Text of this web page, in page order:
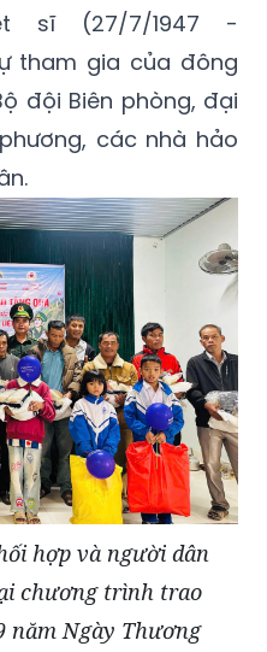
sĩ (27/7/1947 -
tham gia của đông
đội Biên phòng, đại
các nhà hảo
hợp và người dân
chương trình trao
năm Ngày Thương